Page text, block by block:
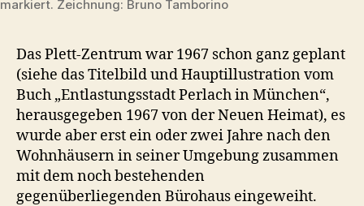
markiert. Zeichnung: Bruno Tamborino
Das Plett-Zentrum war 1967 schon ganz geplant
(siehe das Titelbild und Hauptillustration vom
Buch „Entlastungsstadt Perlach in München“,
herausgegeben 1967 von der Neuen Heimat), es
wurde aber erst ein oder zwei Jahre nach den
Wohnhäusern in seiner Umgebung zusammen
mit dem noch bestehenden
gegenüberliegenden Bürohaus eingeweiht.